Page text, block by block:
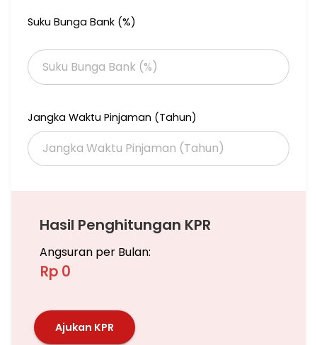
Suku Bunga Bank (%)
Jangka Waktu Pinjaman (Tahun)
Hasil Penghitungan KPR
Angsuran per Bulan:
Rp 0
Ajukan KPR